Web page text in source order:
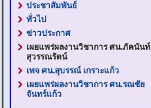
ประชาสัมพันธ์
ทั่วไป
ข่าวประกาศ
เผยแพร่ผลงานวิชาการ ศน.ภัคนันท์
สุวรรณรัตน์
เพจ ศน.สุบรรณ์ เกราะแก้ว
เผยแพร่ผลงานวิชาการ ศน.รณชัย
จันทร์แก้ว